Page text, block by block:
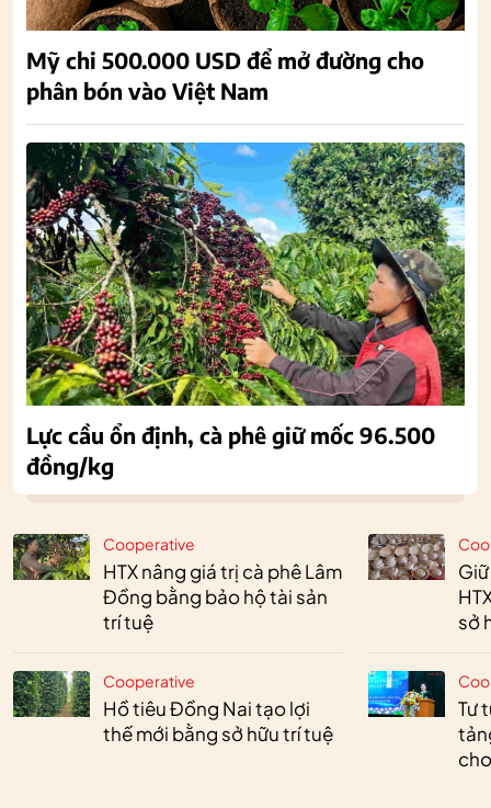
Cooperative
HTX nâng giá trị cà phê Lâm
Đồng bằng bảo hộ tài sản
trí tuệ
Cooperative
Hồ tiêu Đồng Nai tạo lợi
thế mới bằng sở hữu trí tuệ
sở
Tư
Mỹ chi 500.000 USD để mở đường cho
phân bón vào Việt Nam
Lực cầu ổn định, cà phê giữ mốc 96.500
đồng/kg